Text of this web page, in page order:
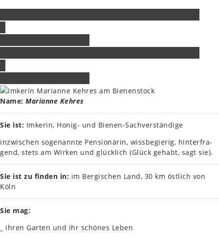
Name: Mari­an­ne Kehres
Sie ist: Imke­rin, Honig- und Bienen-Sach­ver­stän­di­ge
inzwi­schen soge­nann­te Pen­sio­nä­rin, wiss­be­gie­rig, hin­ter­fra­
gend, stets am Wirken und glück­lich (Glück gehabt, sagt sie).
Sie ist zu finden in: im Ber­gi­schen Land, 30 km öst­lich von
Köln
Sie mag:
_ ihren Garten und ihr schö­nes Leben